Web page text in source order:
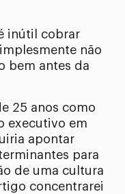
inútil cobrar
não
bem antes da
25 anos como
executivo em
apontar
para
de uma cultura
concentrarei